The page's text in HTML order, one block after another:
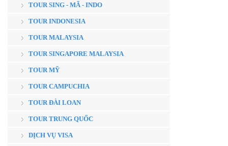
TOUR SING - MÃ - INDO
TOUR INDONESIA
TOUR MALAYSIA
TOUR SINGAPORE MALAYSIA
TOUR MỸ
TOUR CAMPUCHIA
TOUR ĐÀI LOAN
TOUR TRUNG QUỐC
DỊCH VỤ VISA